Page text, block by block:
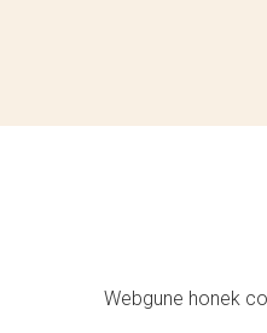
Webgune honek